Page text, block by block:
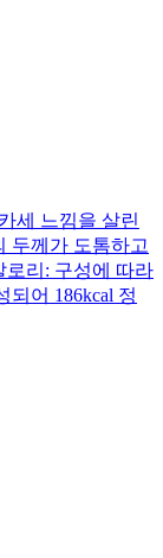
세 느낌을 살린
두께가 도톰하고
로리: 구성에 따라
어 186kcal 정